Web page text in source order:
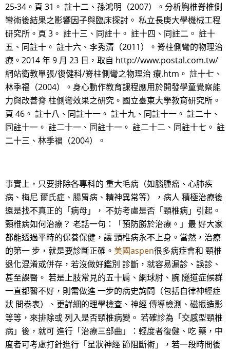
25-34。頁 31。 註十二、孫鴻明（2007）。分析胸椎脊椎側
彎術後結果之影響因子與臨床探討。 私立長庚大學機械工程
研究所。頁 3。 註十三、同註十。 註十四、同註二。 註十
五、同註十。 註十六、李秀清（2011）。脊柱側彎的物理治
療。2014 年 9 月 23 日，取自 http://www.postal.com.tw/
網站衛教單張/復健科/脊柱側彎之物理治 療.htm。 註十七、
林季福（2004）。身心動作教育課程應用於開發學童覺察能
力與改善脊 柱側彎效果之研究。國立臺東大學教育研究所。
頁 46。 註十八、同註十一。 註十九、同註十一。 註二十、
同註十一。 註二十一、同註十一。 註二十二、同註十七。 註
二十三、林季福（2004）。
事實上，只要排除各專科的 重大毛病（如腦腫瘤、心肺疾
病、梅尼 爾氏症、腸胃病、精神異常等），病人 積極治療後
還是找不真正的「病母」， 不妨考慮是否「頸椎病」引起。
頸椎病如何治療？ 老話一句：「預防勝於治療。」最 好大家
都能透過平時的保養保健，讓 頸椎病永不上身。當然，治療
的第一 步，就是要診斷正確。 美國aspen很多病症會和 頸椎
退化混淆或併存，若沒做好鑑別 診斷，就容易漏診、誤診、
甚至誤醫。 若是上肢常見的五十肩、網球肘、腕 隧道症候群
一直都醫不好，則需做進 一步的病史詢問（包括自律神經症
狀 問卷表）、更詳細的理學檢查、神經 傳導檢測、磁振造影
等等，來排除或 列入是否頸椎病變。 若確診為「交感型頸椎
病」後，就可 進行「治療三部曲」：輕度者復健、吃 藥，中
度者可考慮打針進行「星狀神經 節阻斷術」，若一段時間後